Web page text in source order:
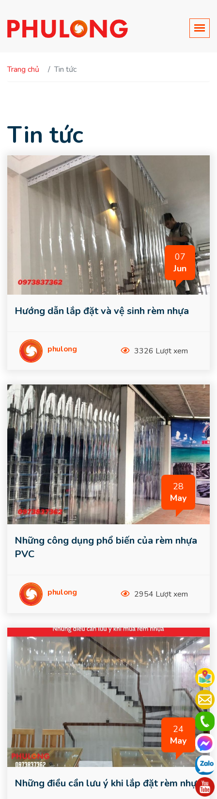
Trang chủ Tin tức
Tin tức
07
Jun
Hướng dẫn lắp đặt và vệ sinh rèm nhựa
phulong 3326 Lượt xem
28
May
Những công dụng phổ biến của rèm nhựa
PVC
phulong 2954 Lượt xem
24
May
Những điều cần lưu ý khi lắp đặt rèm nhựa